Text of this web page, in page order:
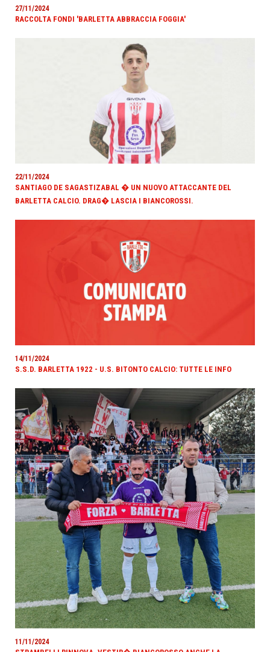
27/11/2024
RACCOLTA FONDI 'BARLETTA ABBRACCIA FOGGIA'
22/11/2024
SANTIAGO DE SAGASTIZABAL � UN NUOVO ATTACCANTE DEL
BARLETTA CALCIO. DRAG� LASCIA I BIANCOROSSI.
14/11/2024
S.S.D. BARLETTA 1922 - U.S. BITONTO CALCIO: TUTTE LE INFO
11/11/2024